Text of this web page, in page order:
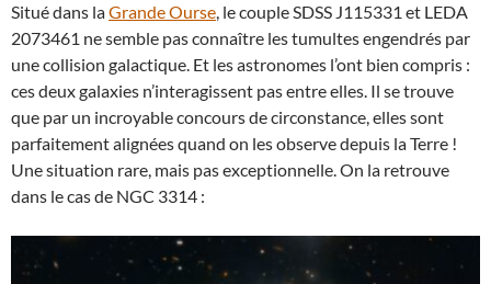
Situé dans laGrande Ourse, le couple SDSS J115331 et LEDA
2073461 ne semble pas connaître les tumultes engendrés par
une collision galactique. Et les astronomes l’ont bien compris :
ces deux galaxies n’interagissent pas entre elles. Il se trouve
que par un incroyable concours de circonstance, elles sont
parfaitement alignées quand on les observe depuis la Terre !
Une situation rare, mais pas exceptionnelle. On la retrouve
dans le cas de NGC 3314 :